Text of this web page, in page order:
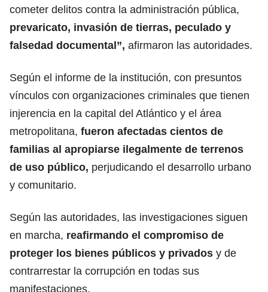
cometer delitos contra la administración pública,
prevaricato, invasión de tierras, peculado y
falsedad documental”, afirmaron las autoridades.
Según el informe de la institución, con presuntos
vínculos con organizaciones criminales que tienen
injerencia en la capital del Atlántico y el área
metropolitana, fueron afectadas cientos de
familias al apropiarse ilegalmente de terrenos
de uso público, perjudicando el desarrollo urbano
y comunitario.
Según las autoridades, las investigaciones siguen
en marcha, reafirmando el compromiso de
proteger los bienes públicos y privados y de
contrarrestar la corrupción en todas sus
manifestaciones.